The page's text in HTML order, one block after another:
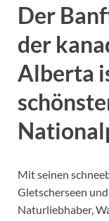
Der
der
Alberta
Mit seinen
Gletscherseen
Naturliebhaber,